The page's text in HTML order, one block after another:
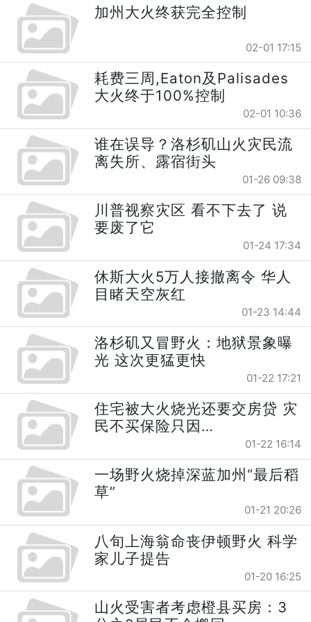
加州大火终获完全控制
02-01 17:15
耗费三周,Eaton及Palisades
大火终于100%控制
02-01 10:36
谁在误导？洛杉矶山火灾民流
离失所、露宿街头
01-26 09:38
川普视察灾区 看不下去了 说
要废了它
01-24 17:34
休斯大火5万人接撤离令 华人
目睹天空灰红
01-23 14:44
洛杉矶又冒野火：地狱景象曝
光 这次更猛更快
01-22 17:21
住宅被大火烧光还要交房贷 灾
民不买保险只因…
01-22 16:14
一场野火烧掉深蓝加州“最后稻
草”
01-21 20:26
八旬上海翁命丧伊顿野火 科学
家儿子提告
01-20 16:25
山火受害者考虑橙县买房：3